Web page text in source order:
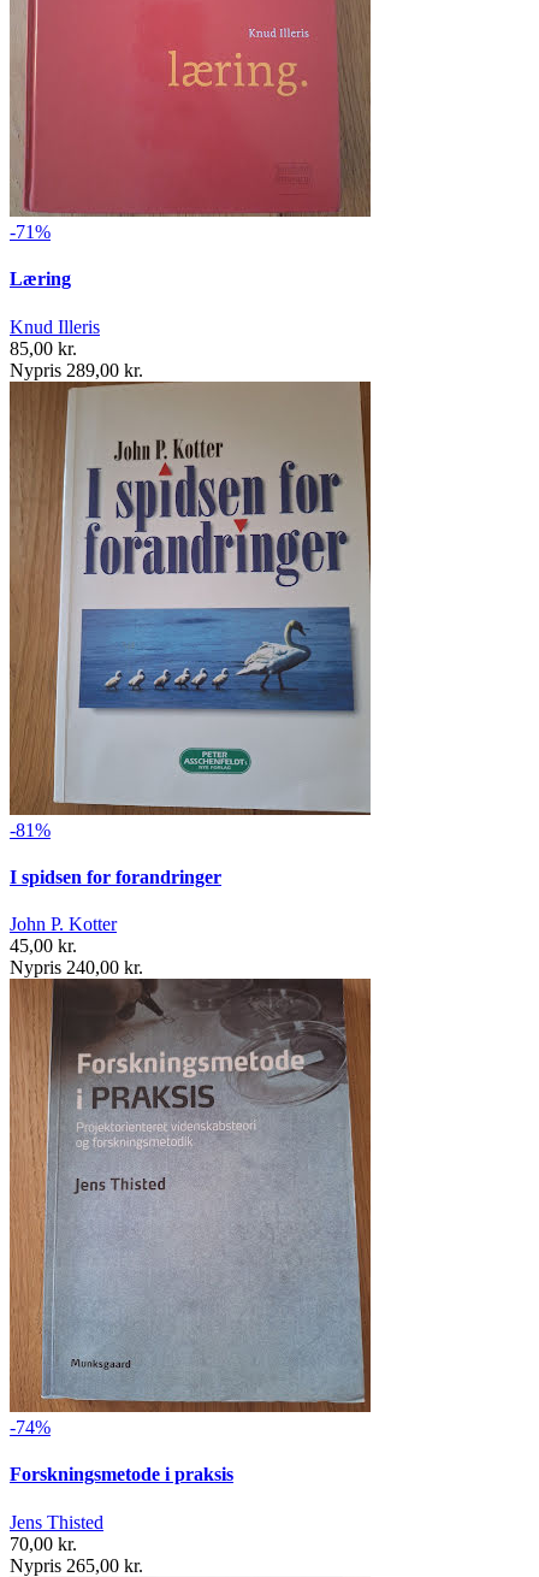
-71%
Læring
Knud Illeris
85,00 kr.
Nypris 289,00 kr.
-81%
I spidsen for forandringer
John P. Kotter
45,00 kr.
Nypris 240,00 kr.
-74%
Forskningsmetode i praksis
Jens Thisted
70,00 kr.
Nypris 265,00 kr.